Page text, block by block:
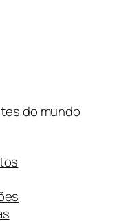
do mundo